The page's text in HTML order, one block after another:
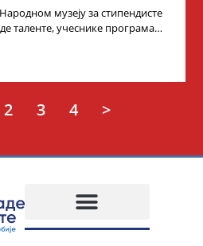
музеју за стипендисте
таленте, учеснике програма
2 3 4 >